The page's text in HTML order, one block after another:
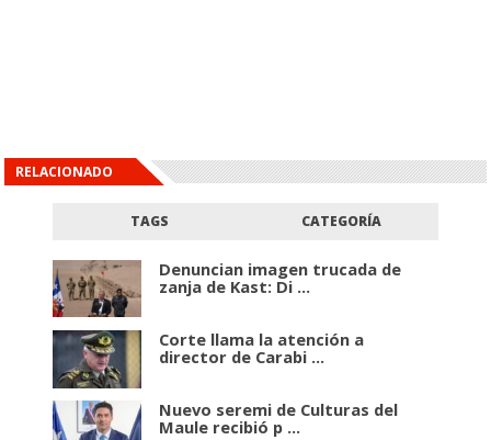
RELACIONADO
TAGS CATEGORÍA
Denuncian imagen trucada de
zanja de Kast: Di ...
Corte llama la atención a
director de Carabi ...
Nuevo seremi de Culturas del
Maule recibió p ...